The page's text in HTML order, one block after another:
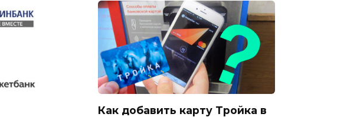
Как добавить карту Тройка в